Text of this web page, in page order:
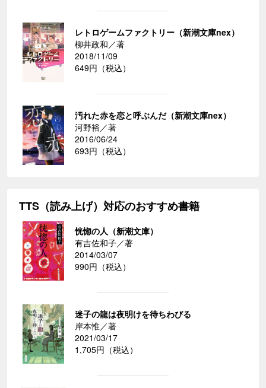
レトロゲームファクトリー（新潮文庫nex）
柳井政和／著
2018/11/09
649円（税込）
汚れた赤を恋と呼ぶんだ（新潮文庫nex）
河野裕／著
2016/06/24
693円（税込）
TTS（読み上げ）対応のおすすめ書籍
恍惚の人（新潮文庫）
有吉佐和子／著
2014/03/07
990円（税込）
迷子の龍は夜明けを待ちわびる
岸本惟／著
2021/03/17
1,705円（税込）